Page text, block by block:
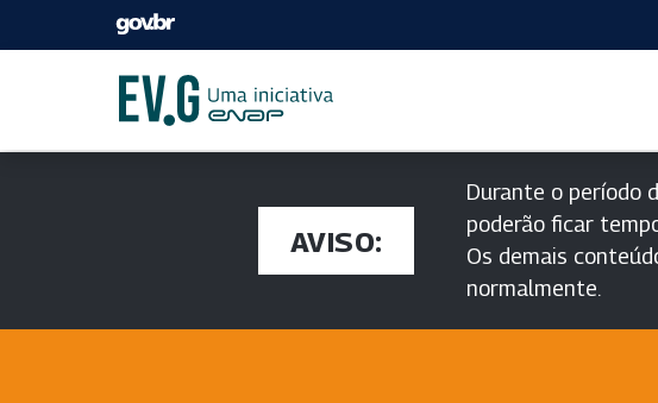
AVISO:
Durante o período
poderão ficar
Os demais
normalmente.